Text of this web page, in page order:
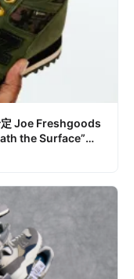
定 Joe Freshgoods
the Surface”